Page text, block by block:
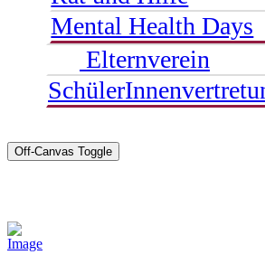
Mental Health Days
Elternverein
Off-Canvas Toggle